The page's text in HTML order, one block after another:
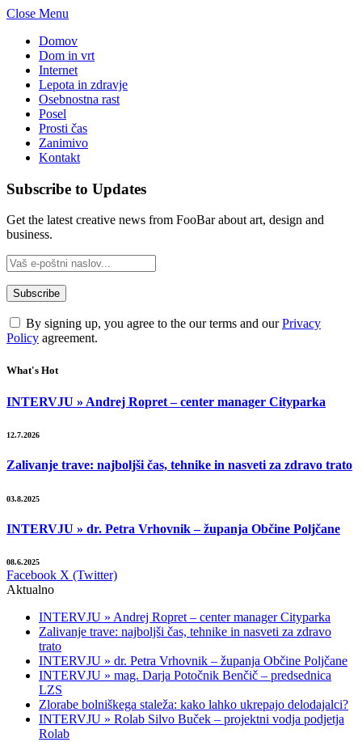
Close Menu
Domov
Dom in vrt
Internet
Lepota in zdravje
Osebnostna rast
Posel
Prosti čas
Zanimivo
Kontakt
Subscribe to Updates
Get the latest creative news from FooBar about art, design and
business.
By signing up, you agree to the our terms and ourPrivacy
Policy agreement.
What's Hot
INTERVJU » Andrej Ropret – center manager Cityparka
12.7.2026
Zalivanje trave: najboljši čas, tehnike in nasveti za zdravo trato
03.8.2025
INTERVJU » dr. Petra Vrhovnik – županja Občine Poljčane
08.6.2025
Facebook X (Twitter)
Aktualno
INTERVJU » Andrej Ropret – center manager Cityparka
Zalivanje trave: najboljši čas, tehnike in nasveti za zdravo
trato
INTERVJU » dr. Petra Vrhovnik – županja Občine Poljčane
INTERVJU » mag. Darja Potočnik Benčič – predsednica
LZS
Zlorabe bolniškega staleža: kako lahko ukrepajo delodajalci?
INTERVJU » Rolab Silvo Buček – projektni vodja podjetja
Rolab